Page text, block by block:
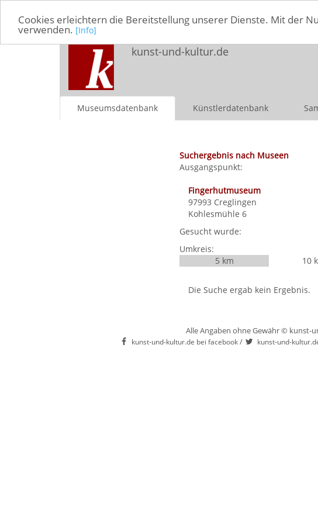
Cookies erleichtern die Bereitstellung unserer Dienste. Mit der
verwenden. [Info]
kunst-und-kultur.de
Museumsdatenbank Künstlerdatenbank
Suchergebnis nach Museen
Ausgangspunkt:
Fingerhutmuseum
97993 Creglingen
Kohlesmühle 6
Gesucht wurde:
Umkreis:
5 km
10
Die Suche ergab kein Ergebnis.
Alle Angaben ohne Gewähr © kunst-
kunst-und-kultur.de bei facebook/ kunst-und-